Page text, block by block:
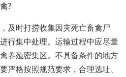
?
及时打捞收集因灾死亡畜禽尸
行集中处理。运输过程中应尽量
养殖密集区。不具备条件的地方
严格按照规范要求，合理选址、